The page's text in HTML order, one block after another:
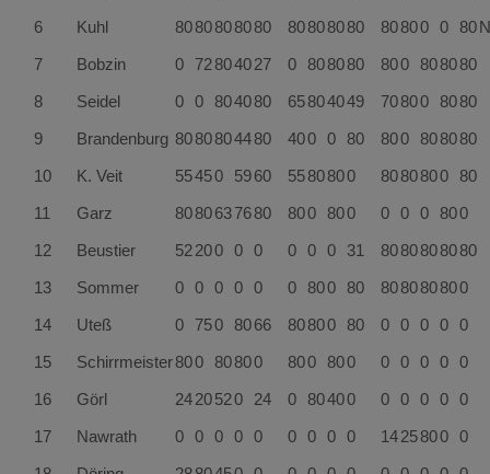
6
Kuhl 8080808080 80808080 80800 0 80N
7
Bobzin 0 72804027 0 808080 800 808080
8
Seidel 0 0 804080 65804049 70800 8080
9
Brandenburg 8080804480 400 0 80 800 808080
10
K. Veit 55450 5960 5580800 8080800
80
11
Garz 8080637680 800 800 0 0 0 800
12
Beustier 52200 0 0 0 0 0 31 8080808080
13
Sommer 0 0 0 0 0 0 800 80 808080800
14
Uteß 0 750 8066 80800 80 0 0 0 0 0
15
Schirrmeister800 80800 800 800 0 0 0 0 0
16
Görl 2420520 24 0 80400 0 0 0 0 0
17
Nawrath 0 0 0 0 0 0 0 0 0 1425800 0